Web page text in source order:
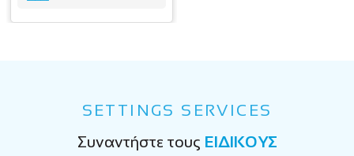
SETTINGS SERVICES
Συναντήστε τους ΕΙΔΙΚΟΥΣ